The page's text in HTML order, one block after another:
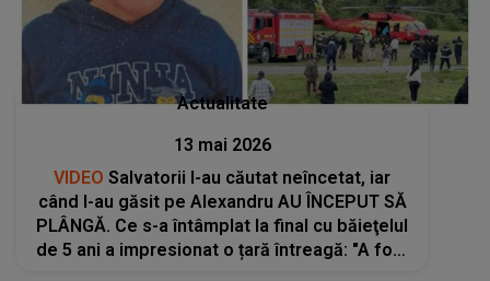
Actualitate
13 mai 2026
VIDEO Salvatorii l-au căutat neîncetat, iar
când l-au găsit pe Alexandru AU ÎNCEPUT SĂ
PLÂNGĂ. Ce s-a întâmplat la final cu băieţelul
de 5 ani a impresionat o țară întreagă: "A fost